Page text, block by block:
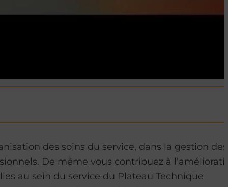
des soins du service, dans la gestion des
De même vous contribuez à
au sein du service du Plateau Technique